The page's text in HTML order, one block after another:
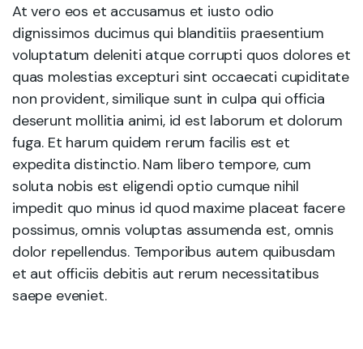
At vero eos et accusamus et iusto odio
dignissimos ducimus qui blanditiis praesentium
voluptatum deleniti atque corrupti quos dolores et
quas molestias excepturi sint occaecati cupiditate
non provident, similique sunt in culpa qui officia
deserunt mollitia animi, id est laborum et dolorum
fuga. Et harum quidem rerum facilis est et
expedita distinctio. Nam libero tempore, cum
soluta nobis est eligendi optio cumque nihil
impedit quo minus id quod maxime placeat facere
possimus, omnis voluptas assumenda est, omnis
dolor repellendus. Temporibus autem quibusdam
et aut officiis debitis aut rerum necessitatibus
saepe eveniet.